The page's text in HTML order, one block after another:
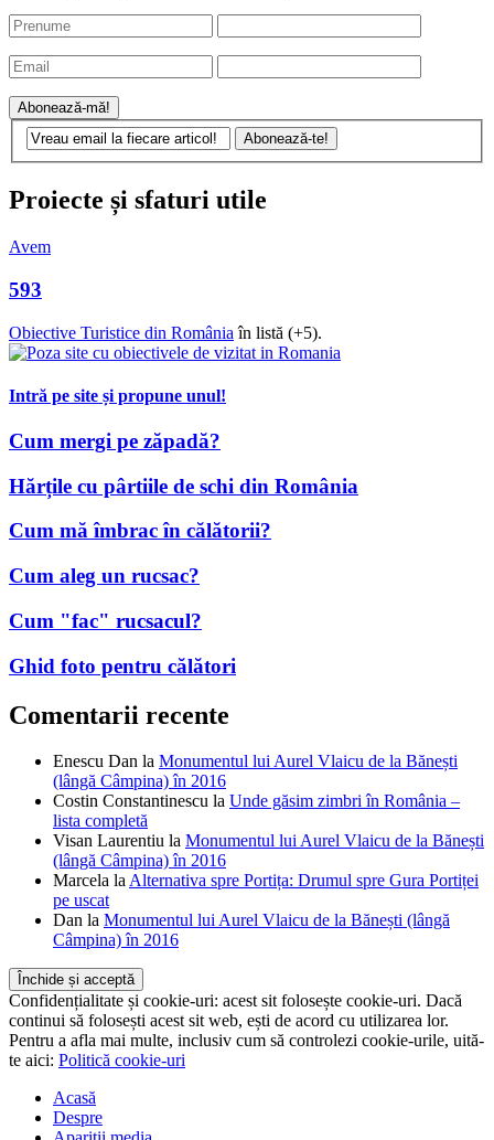
Proiecte și sfaturi utile
Avem
593
Obiective Turistice din România în listă (+5).
Intră pe site și propune unul!
Cum mergi pe zăpadă?
Hărțile cu pârtiile de schi din România
Cum mă îmbrac în călătorii?
Cum aleg un rucsac?
Cum "fac" rucsacul?
Ghid foto pentru călători
Comentarii recente
Enescu Dan la Monumentul lui Aurel Vlaicu de la Bănești
(lângă Câmpina) în 2016
Costin Constantinescu la Unde găsim zimbri în România –
lista completă
Visan Laurentiu la Monumentul lui Aurel Vlaicu de la Bănești
(lângă Câmpina) în 2016
Marcela laAlternativa spre Portița: Drumul spre Gura Portiței
pe uscat
Dan la Monumentul lui Aurel Vlaicu de la Bănești (lângă
Câmpina) în 2016
Confidențialitate și cookie-uri: acest sit folosește cookie-uri. Dacă
continui să folosești acest sit web, ești de acord cu utilizarea lor.
Pentru a afla mai multe, inclusiv cum să controlezi cookie-urile, uită-
te aici: Politică cookie-uri
Acasă
Despre